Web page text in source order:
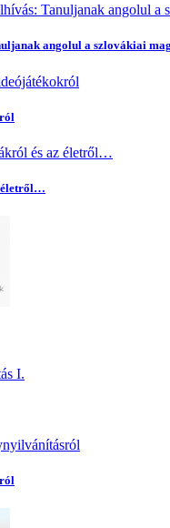
angolul a szlovákiai
életről…